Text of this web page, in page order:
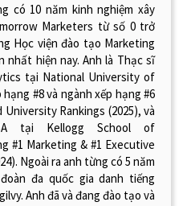
có 10 năm kinh nghiệm xây
Marketers từ số 0 trở
Học viện đào tạo Marketing
nhất hiện nay. Anh là Thạc sĩ
tại National University of
#8 và ngành xếp hạng #6
Rankings (2025), và
tại Kellogg School of
#1 Marketing & #1 Executive
Ngoài ra anh từng có 5 năm
đa quốc gia danh tiếng
Anh đã và đang đào tạo và